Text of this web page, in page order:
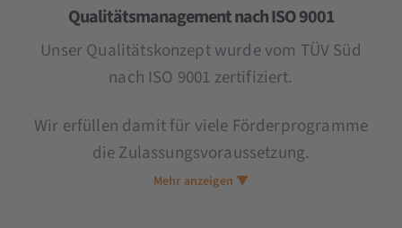
Qualitätsmanagement nach ISO 9001
Unser Qualitätskonzept wurde vom TÜV Süd
nach ISO 9001 zertifiziert.
Wir erfüllen damit für viele Förderprogramme
die Zulassungs­voraussetzung.
Mehr anzeigen ▼